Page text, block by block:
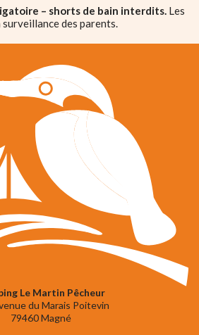
– shorts de bain interdits. Les
des parents.
Le Martin Pêcheur
du Marais Poitevin
79460 Magné